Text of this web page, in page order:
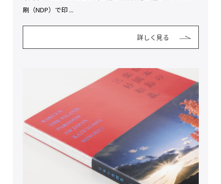
刷（NDP）で印 ...
詳しく見る